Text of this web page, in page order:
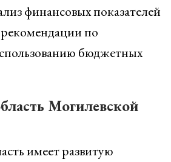
финансовых показателей
по
бюджетных
Могилевской
имеет развитую